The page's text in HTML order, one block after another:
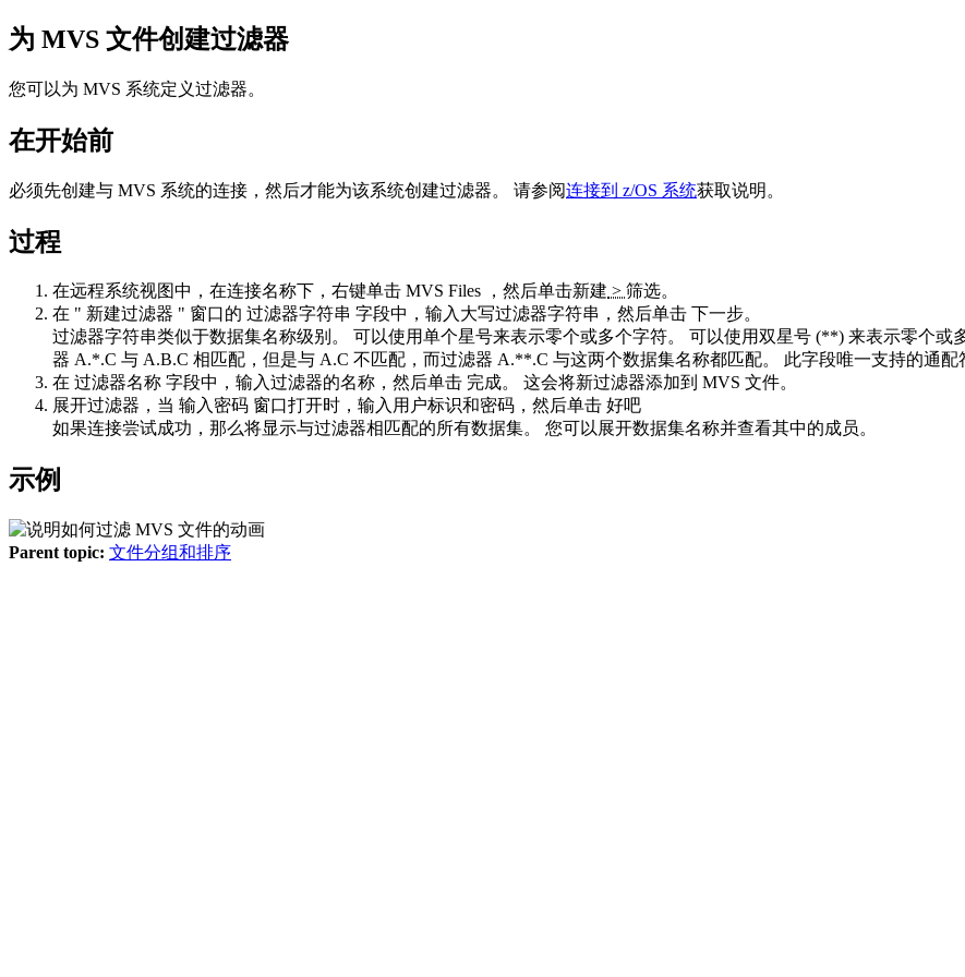
为 MVS 文件创建过滤器
您可以为 MVS 系统定义过滤器。
在开始前
必须先创建与 MVS 系统的连接，然后才能为该系统创建过滤器。 请参阅连接到 z/OS 系统获取说明。
过程
在远程系统视图中，在连接名称下，右键单击 MVS Files ，然后单击新建 > 筛选。
在 " 新建过滤器 " 窗口的 过滤器字符串 字段中，输入大写过滤器字符串，然后单击 下一步。
过滤器字符串类似于数据集名称级别。 可以使用单个星号来表示零个或多个字符。 可以使用双星号 (**) 来表示零个
器 A.*.C 与 A.B.C 相匹配，但是与 A.C 不匹配，而过滤器 A.**.C 与这两个数据集名称都匹配。 此字段唯一支持的通配
在 过滤器名称 字段中，输入过滤器的名称，然后单击 完成。 这会将新过滤器添加到 MVS 文件。
展开过滤器，当 输入密码 窗口打开时，输入用户标识和密码，然后单击 好吧
如果连接尝试成功，那么将显示与过滤器相匹配的所有数据集。 您可以展开数据集名称并查看其中的成员。
示例
Parent topic: 文件分组和排序